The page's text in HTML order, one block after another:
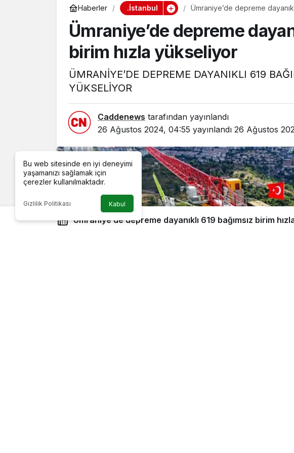
Haberler .İstanbul Ümraniye’de depreme
Ümraniye’de depreme
birim hızla yükseliyor
ÜMRANİYE’DE DEPREME DAYANIKLI 619
YÜKSELİYOR
Caddenews tarafından yayınlandı
26 Ağustos 2024, 04:55 yayınlandı 26 Ağustos
Ümraniye’de depreme dayanıklı 619 bağımsız birim hızla
Bu web sitesinde en iyi deneyimi
yaşamanızı sağlamak için
çerezler kullanılmaktadır.
Gizlilik Politikası Kabul